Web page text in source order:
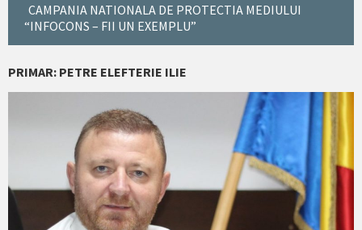
CAMPANIA NATIONALA DE PROTECTIA MEDIULUI
“INFOCONS – FII UN EXEMPLU”
PRIMAR: PETRE ELEFTERIE ILIE